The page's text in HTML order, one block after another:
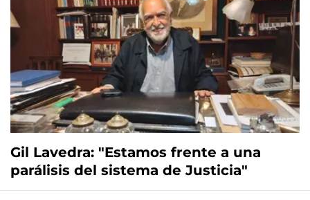
Gil Lavedra: "Estamos frente a una
parálisis del sistema de Justicia"